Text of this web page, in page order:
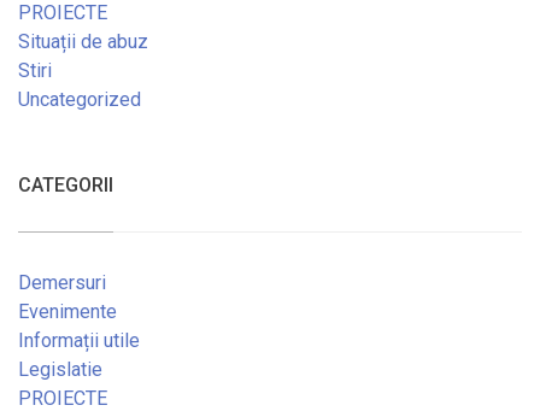
PROIECTE
Situații de abuz
Stiri
Uncategorized
CATEGORII
Demersuri
Evenimente
Informații utile
Legislatie
PROIECTE